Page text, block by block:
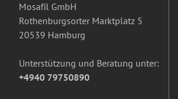
Mosafil GmbH
Rothenburgsorter Marktplatz 5
20539 Hamburg
Unterstützung und Beratung unter:
+4940 79750890